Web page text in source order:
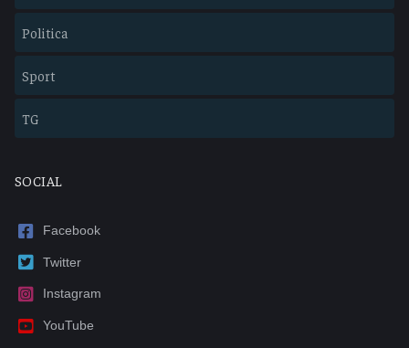
Politica
Sport
TG
SOCIAL
Facebook
Twitter
Instagram
YouTube